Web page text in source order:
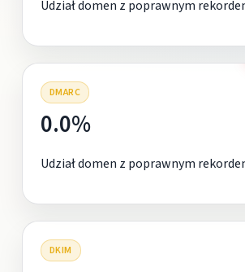
Udział domen z poprawnym
DMARC
0.0%
Udział domen z poprawnym
DKIM